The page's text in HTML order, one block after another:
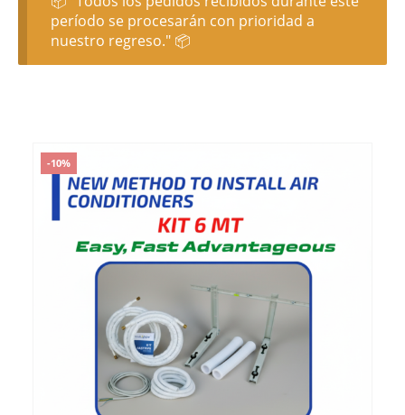
período se procesarán con prioridad a
nuestro regreso." 📦
-10%